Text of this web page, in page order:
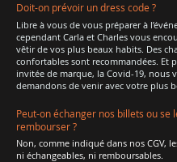
Doit-on prévoir un dress code ?
Libre à vous de vous préparer à
cependant Carla et Charles vous
vêtir de vos plus beaux habits. Des
confortables sont recommandées. Et
invitée de marque, la Covid-19, nous
demandons de venir avec votre plus
Peut-on échanger nos billets ou se
rembourser ?
Non, comme indiqué dans nos CGV,
ni échangeables, ni remboursables.